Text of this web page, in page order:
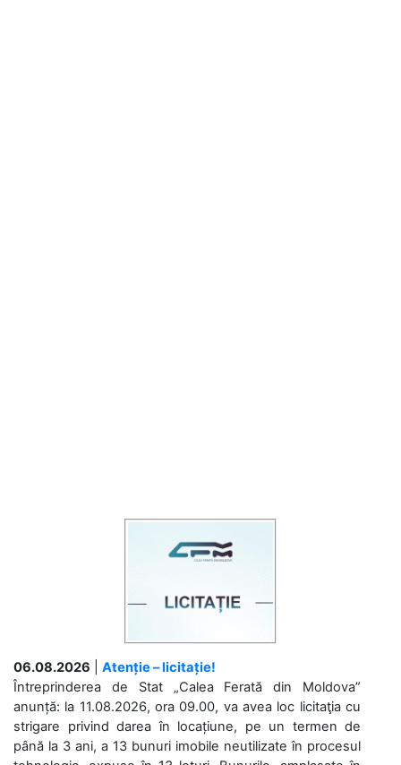
06.08.2026
Atenție – licitație!
Întreprinderea de Stat „Calea Ferată din Moldova”
anunță: la 11.08.2026, ora 09.00, va avea loc licitaţia cu
strigare privind darea în locațiune, pe un termen de
până la 3 ani, a 13 bunuri imobile neutilizate în procesul